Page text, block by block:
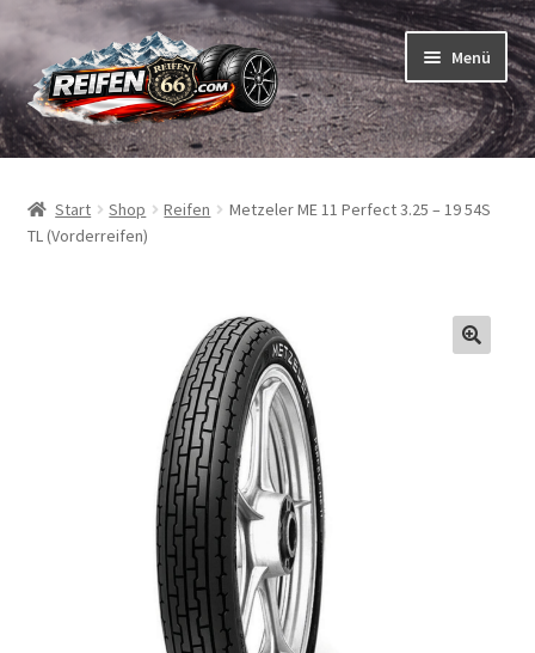
Zur
Navigation
springen
Zum
Inhalt
springen
Menü
Reifen
Schläuche
Start Shop Reifen
Metzeler ME 11 Perfect 3.25 – 19 54S
TL (Vorderreifen)